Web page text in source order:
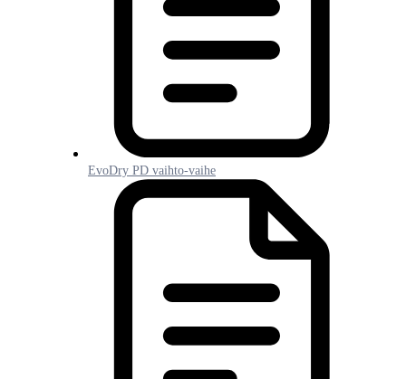
EvoDry PD vaihto-vaihe